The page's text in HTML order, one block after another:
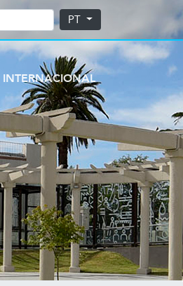
PT
INTERNACIONAL